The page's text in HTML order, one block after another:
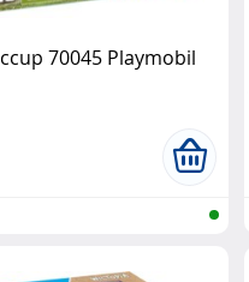
70045 Playmobil